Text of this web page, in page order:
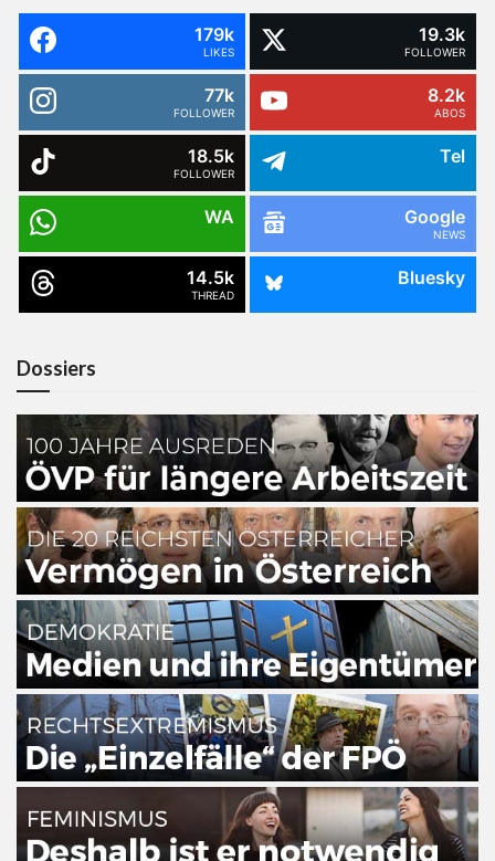
179k
LIKES
19.3k
FOLLOWER
77k
FOLLOWER
8.2k
ABOS
18.5k
FOLLOWER
Tel
WA Google
NEWS
14.5k
THREAD
Bluesky
Dossiers